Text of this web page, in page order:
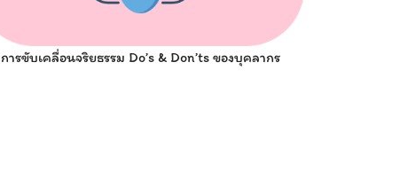
การขับเคลื่อนจริยธรรม Do’s & Don’ts ของบุคลากร